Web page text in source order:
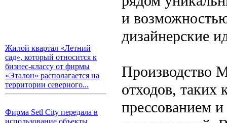
Жилой квартал «Летний
сад», который относится к
бизнес-классу от фирмы
«Эталон» располагается на
территории северного...
Фирма Setl City передала в
использование объекты
и
дизайнерские
Производство
отходов,
прессованием